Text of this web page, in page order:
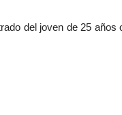
del joven de 25 años